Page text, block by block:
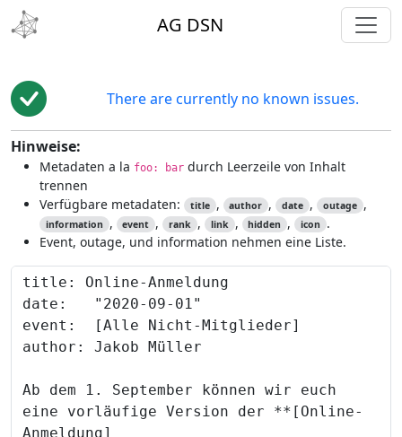
AG DSN
There are currently no known issues.
Hinweise:
Metadaten a la foo: bar durch Leerzeile von Inhalt
trennen
Verfügbare metadaten:
title , author , date , outage ,
information , event , rank , link , hidden , icon .
Event, outage, und information nehmen eine Liste.
Content to preview